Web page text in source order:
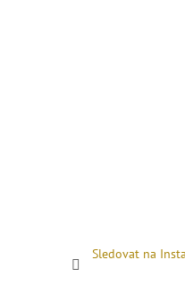
Sledovat na